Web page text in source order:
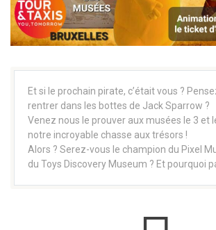
Et si le prochain pirate, c’était vous ?
rentrer dans les bottes de Jack Sparrow ?
Venez nous le prouver aux musées le 3 et
notre incroyable chasse aux trésors !
Alors ? Serez-vous le champion du Pixel
du Toys Discovery Museum ? Et pourquoi